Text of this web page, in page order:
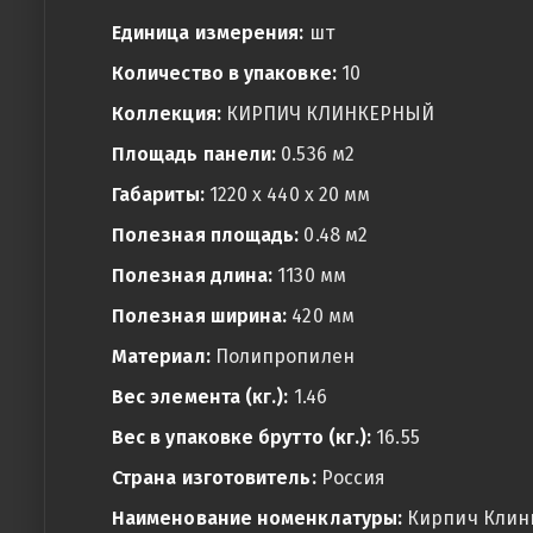
Единица измерения: шт
Количество в упаковке:10
Коллекция:КИРПИЧ КЛИНКЕРНЫЙ
Площадь панели: 0.536 м2
Габариты:1220 x 440 x 20 мм
Полезная площадь: 0.48 м2
Полезная длина: 1130 мм
Полезная ширина: 420 мм
Материал:Полипропилен
Вес элемента (кг.): 1.46
Вес в упаковке брутто (кг.): 16.55
Страна изготовитель:Россия
Наименование номенклатуры: Кирпич